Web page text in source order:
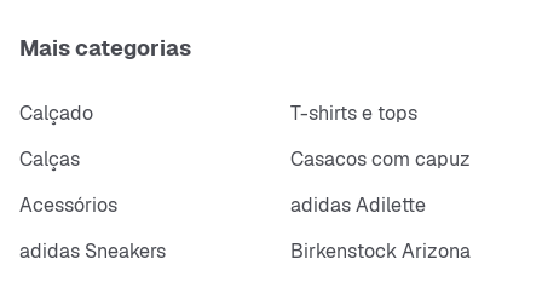
Mais categorias
Calçado
T-shirts e tops
Calças
Casacos com capuz
Acessórios
adidas Adilette
adidas Sneakers
Birkenstock Arizona